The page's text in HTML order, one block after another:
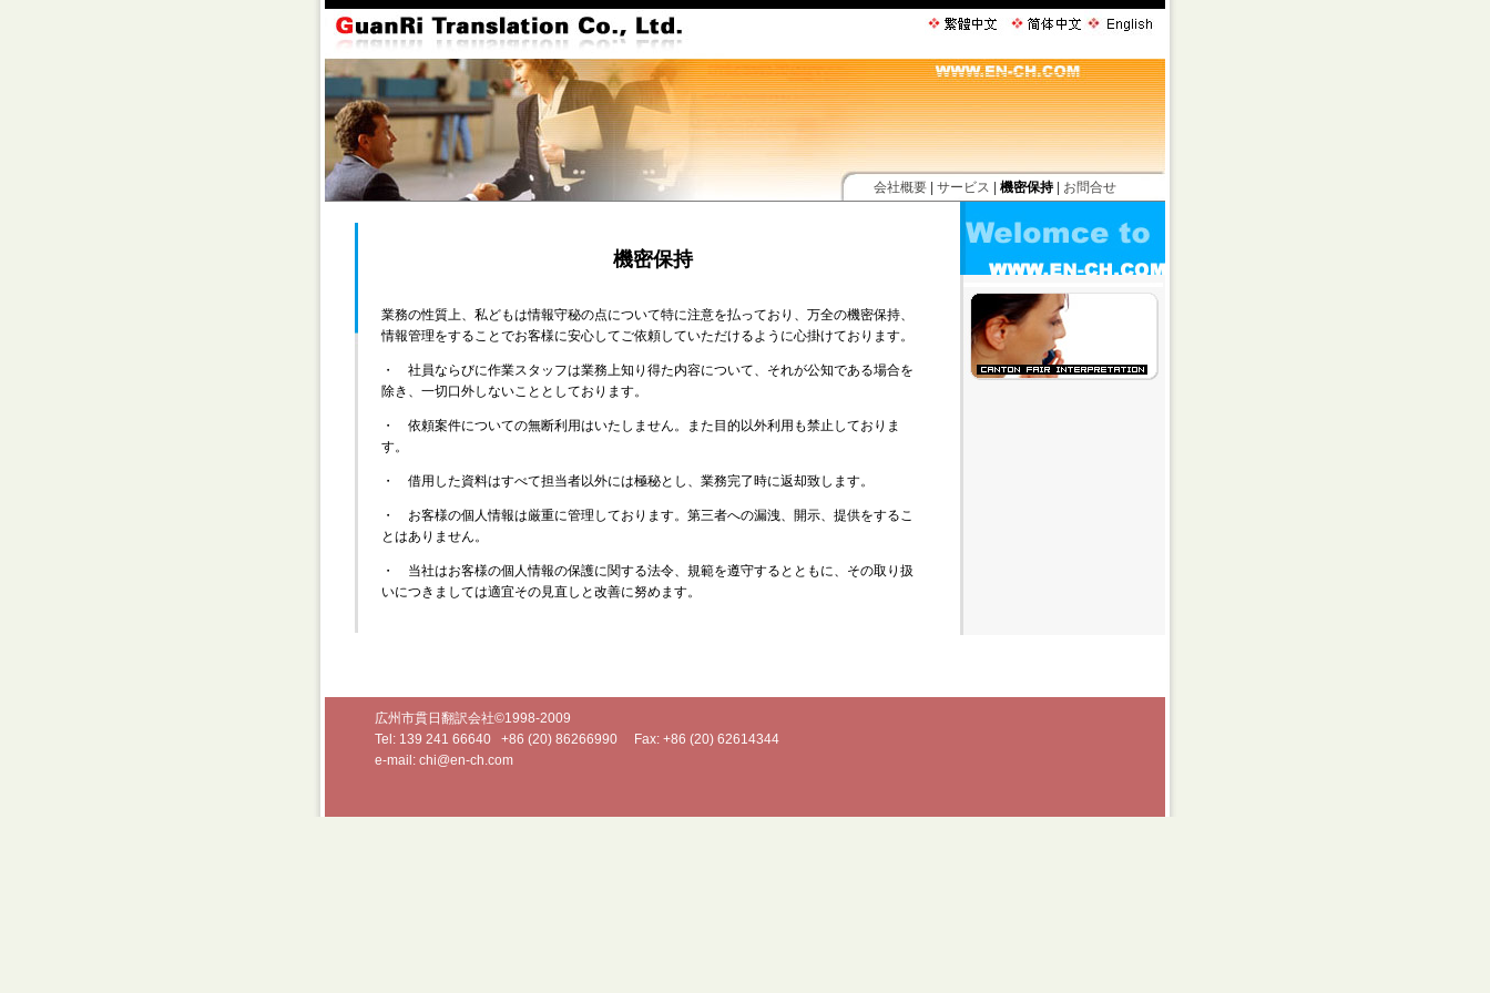
会社概要 サービス 機密保持| お問合せ
機密保持
業務の性質上、私どもは情報守秘の点について特に注意を払っており、万全の機密保持、
情報管理をすることでお客様に安心してご依頼していただけるように心掛けております。
・ 社員ならびに作業スタッフは業務上知り得た内容について、それが公知である場合を
除き、一切口外しないこととしております。
・ 依頼案件についての無断利用はいたしません。また目的以外利用も禁止しておりま
す。
・ 借用した資料はすべて担当者以外には極秘とし、業務完了時に返却致します。
・ お客様の個人情報は厳重に管理しております。第三者への漏洩、開示、提供をするこ
とはありません。
・ 当社はお客様の個人情報の保護に関する法令、規範を遵守するとともに、その取り扱
いにつきましては適宜その見直しと改善に努めます。
広州市貫日翻訳会社©1998-2009
Tel: 139 241 66640 +86 (20) 86266990
Fax: +86 (20) 62614344
e-mail: chi@en-ch.com